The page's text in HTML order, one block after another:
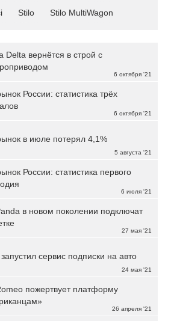
Stilo Stilo MultiWagon
6 октября '21
Delta вернётся в строй с
6 октября '21
России: статистика трёх
5 августа '21
в июле потерял 4,1%
6 июля '21
России: статистика первого
27 мая '21
в новом поколении подключат
24 мая '21
сервис подписки на авто
26 апреля '21
пожертвует платформу